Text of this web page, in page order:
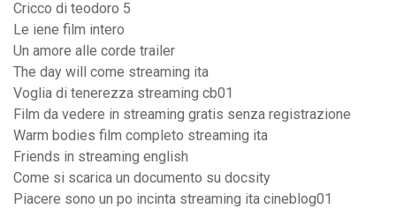
Cricco di teodoro 5
Le iene film intero
Un amore alle corde trailer
The day will come streaming ita
Voglia di tenerezza streaming cb01
Film da vedere in streaming gratis senza registrazione
Warm bodies film completo streaming ita
Friends in streaming english
Come si scarica un documento su docsity
Piacere sono un po incinta streaming ita cineblog01